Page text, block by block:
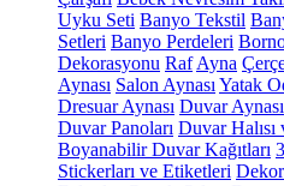
Uyku Seti Banyo Tekstil
Setleri Banyo Perdeleri
Dekorasyonu Raf Ayna
Aynası Salon Aynası Yatak
Dresuar Aynası Duvar Aynası
Duvar Panoları Duvar Halısı
Boyanabilir Duvar Kağıtları
Stickerları ve Etiketleri